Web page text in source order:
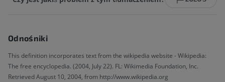
Odnośniki
This definition incorporates text from the wikipedia website - Wikipedia:
The free encyclopedia. (2004, July 22). FL: Wikimedia Foundation, Inc.
Retrieved August 10, 2004, from http://www.wikipedia.org